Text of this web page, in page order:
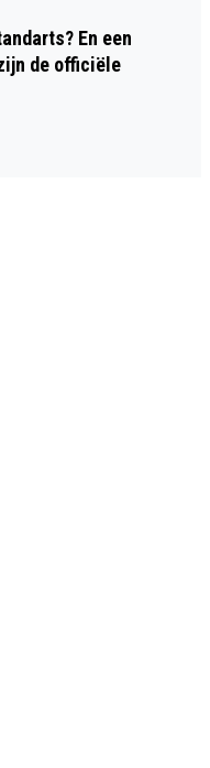
En een
de officiële